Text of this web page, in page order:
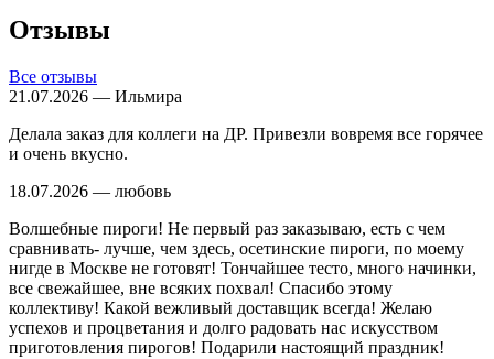
Отзывы
Все отзывы
21.07.2026 — Ильмира
Делала заказ для коллеги на ДР. Привезли вовремя все горячее
и очень вкусно.
18.07.2026 — любовь
Волшебные пироги! Не первый раз заказываю, есть с чем
сравнивать- лучше, чем здесь, осетинские пироги, по моему
нигде в Москве не готовят! Тончайшее тесто, много начинки,
все свежайшее, вне всяких похвал! Спасибо этому
коллективу! Какой вежливый доставщик всегда! Желаю
успехов и процветания и долго радовать нас искусством
приготовления пирогов! Подарили настоящий праздник!